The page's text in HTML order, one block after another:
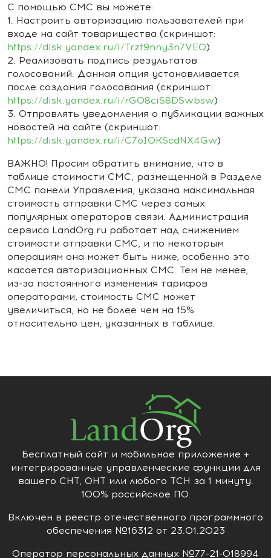
С помощью СМС вы можете:
1. Настроить авторизацию пользователей при
входе на сайт товарищества (скриншот:
https://disk.yandex.ru/i/Trzt9nny3n7VEQ)
2. Реализовать подпись результатов
голосований. Данная опция устанавливается
после создания голосования (скриншот:
https://disk.yandex.ru/i/rGO8ciS8DSwbsw)
3. Отправлять уведомления о публикации важных
новостей на сайте (скриншот:
https://disk.yandex.ru/i/C7oIOKScdNX4Gw)
ВАЖНО! Просим обратить внимание, что в
таблице стоимости СМС, размещенной в Разделе
СМС панели Управления, указана максимальная
стоимость отправки СМС через самых
популярных операторов связи. Администрация
сервиса LandOrg.ru работает над снижением
стоимости отправки СМС, и по некоторым
операциям она может быть ниже, особенно это
касается авторизационных СМС. Тем не менее,
из-за постоянного изменения тарифов
операторами, стоимость СМС может
увеличиться, но не более чем на 15%
относительно цен, указанных в таблице.
Бесплатный сайт и мобильное приложение +
интегрированные управленческие функции для
вашего СНТ, ОНТ или любого ТСН за 1 минуту.
100% российское ПО.
Включен в реестр отечественного программного
обеспечения №16312 от 23.01.2023
Оператор персональных данных №77-21-018994